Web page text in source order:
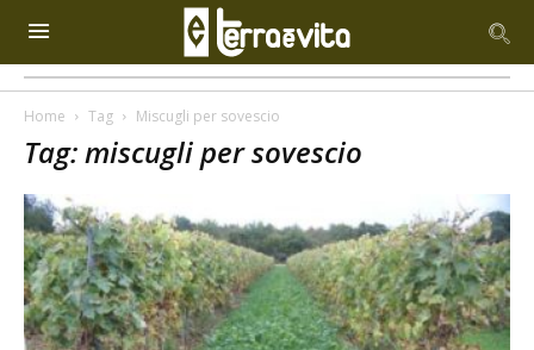
Home Tag Miscugli per sovescio
Tag: miscugli per sovescio